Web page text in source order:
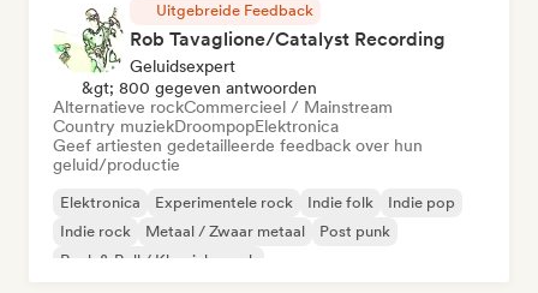
Uitgebreide Feedback
Rob Tavaglione/Catalyst Recording
Geluidsexpert
&gt; 800 gegeven antwoorden
Alternatieve rockCommercieel / Mainstream
Country muziekDroompopElektronica
Geef artiesten gedetailleerde feedback over hun
geluid/productie
Elektronica Experimentele rock Indie folk
Indie pop
Indie rock
Metaal / Zwaar metaal
Post punk
Rock & Roll / Klassieke rock